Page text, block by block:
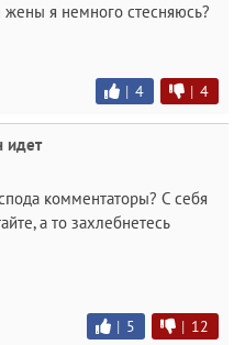
жены я немного стесняюсь?
| 4 | 4
идет
комментаторы? С себя
а то захлебнетесь
| 5 | 12